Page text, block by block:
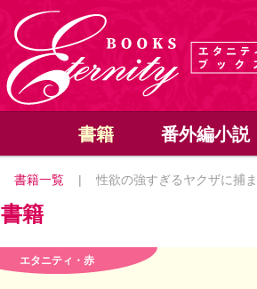
書籍 番外編小説
書籍一覧 | 性欲の強すぎるヤクザに捕
書籍
エタニティ・赤